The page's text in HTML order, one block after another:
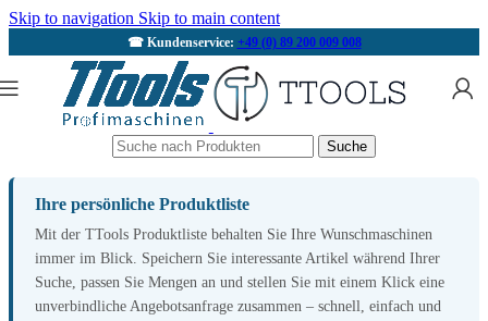
Skip to navigation Skip to main content
☎ Kundenservice: +49 (0) 89 200 009 008
Suche
Ihre persönliche Produktliste
Mit der TTools Produktliste behalten Sie Ihre Wunschmaschinen
immer im Blick. Speichern Sie interessante Artikel während Ihrer
Suche, passen Sie Mengen an und stellen Sie mit einem Klick eine
unverbindliche Angebotsanfrage zusammen – schnell, einfach und